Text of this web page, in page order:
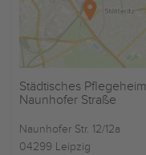
Städtisches Pflegeheim
Naunhofer Straße
Naunhofer Str. 12/12a
04299 Leipzig